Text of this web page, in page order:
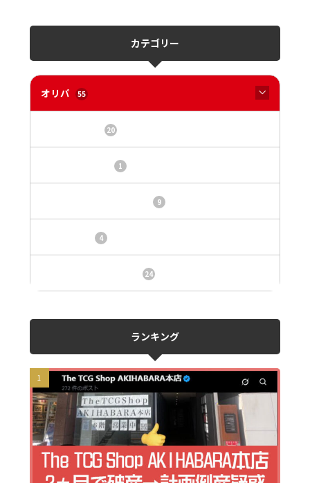
カテゴリー
オリパ 55
20
1
9
4
24
ランキング